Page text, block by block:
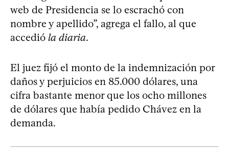
web de Presidencia se lo escrachó con
nombre y apellido”, agrega el fallo, al que
accedió la diaria.
El juez fijó el monto de la indemnización por
daños y perjuicios en 85.000 dólares, una
cifra bastante menor que los ocho millones
de dólares que había pedido Chávez en la
demanda.